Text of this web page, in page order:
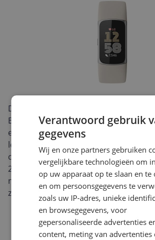
De Fitbit Charge 6 AMOLED Activity
Beige/Silver combineert een strak,
een helder AMOLED-touchscreen voor
leesbaarheid. De zachte siliconen band
comfortabel aan en is geschikt voor
22 cm, zodat je hem probleemloos de
nacht) draagt. De verfijnde Beige/
zowel bij sportkleding als bij je
Verantwoord gebruik
gegevens
Wij en onze partners gebruiken
vergelijkbare technologieën om
op uw apparaat op te slaan en te
en om persoonsgegevens te
zoals uw IP-adres, unieke
en browsegegevens, voor
gepersonaliseerde advertenties
content, meting van advertenties